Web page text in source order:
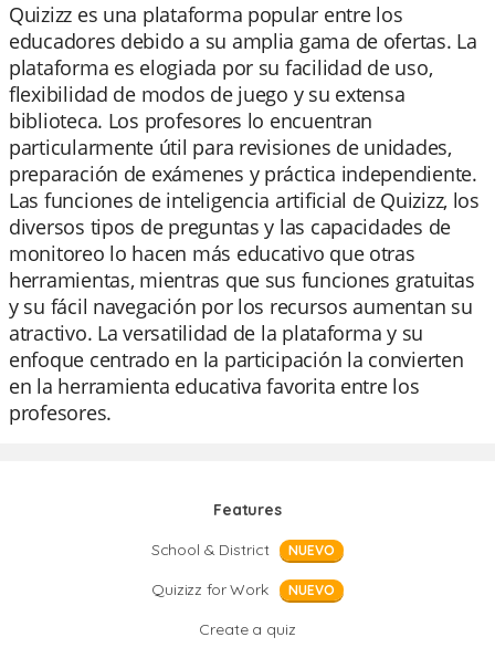
Quizizz es una plataforma popular entre los
educadores debido a su amplia gama de ofertas. La
plataforma es elogiada por su facilidad de uso,
flexibilidad de modos de juego y su extensa
biblioteca. Los profesores lo encuentran
particularmente útil para revisiones de unidades,
preparación de exámenes y práctica independiente.
Las funciones de inteligencia artificial de Quizizz, los
diversos tipos de preguntas y las capacidades de
monitoreo lo hacen más educativo que otras
herramientas, mientras que sus funciones gratuitas
y su fácil navegación por los recursos aumentan su
atractivo. La versatilidad de la plataforma y su
enfoque centrado en la participación la convierten
en la herramienta educativa favorita entre los
profesores.
Features
School & District
NUEVO
Quizizz for Work NUEVO
Create a quiz